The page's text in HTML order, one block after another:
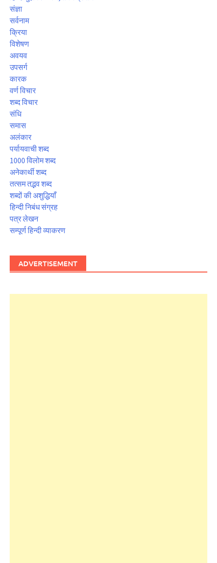
संज्ञा
सर्वनाम
क्रिया
विशेषण
अवयव
उपसर्ग
कारक
वर्ण विचार
शब्द विचार
संधि
समास
अलंकार
पर्यायवाची शब्द
1000 विलोम शब्द
अनेकार्थी शब्द
तत्सम तद्भव शब्द
शब्दों की अशुद्धियाँ
हिन्दी निबंध संग्रह
पत्र लेखन
सम्पूर्ण हिन्दी व्याकरण
ADVERTISEMENT